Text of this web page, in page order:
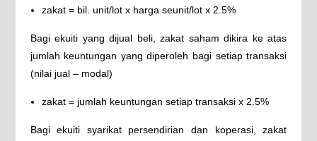
zakat = bil. unit/lot x harga seunit/lot x 2.5%
Bagi ekuiti yang dijual beli, zakat saham dikira ke atas
jumlah keuntungan yang diperoleh bagi setiap transaksi
(nilai jual – modal)
zakat = jumlah keuntungan setiap transaksi x 2.5%
Bagi ekuiti syarikat persendirian dan koperasi, zakat